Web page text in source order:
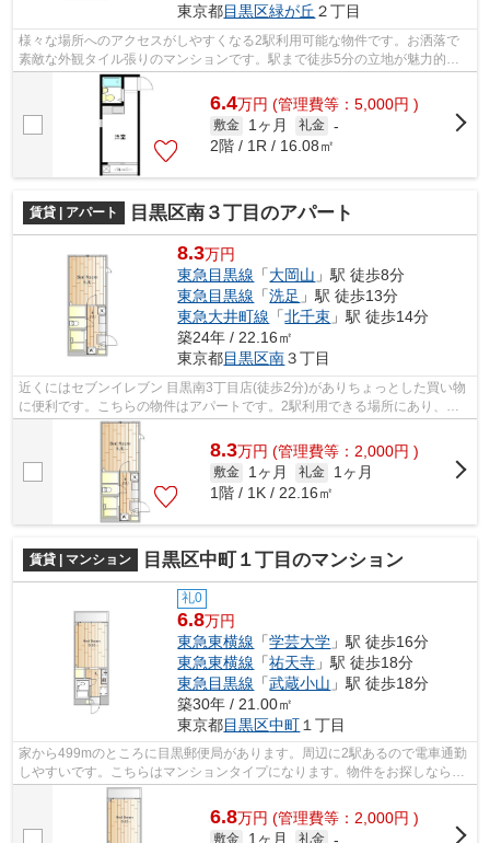
東京都目黒区緑が丘 ２丁目
様々な場所へのアクセスがしやすくなる2駅利用可能な物件です。お洒落で
素敵な外観タイル張りのマンションです。駅まで徒歩5分の立地が魅力的
な、利便性の高い物件です。こちらの物件...
6.4万円 (管理費等：5,000円 )
敷金 1ヶ月 礼金 -
2階 / 1R / 16.08㎡
賃貸 | アパート 目黒区南３丁目のアパート
8.3万円
東急目黒線 「大岡山 」駅 徒歩8分
東急目黒線 「洗足 」駅 徒歩13分
東急大井町線 「北千束 」駅 徒歩14分
築24年 / 22.16㎡
東京都目黒区南３丁目
近くにはセブンイレブン 目黒南3丁目店(徒歩2分)がありちょっとした買い物
に便利です。こちらの物件はアパートです。2駅利用できる場所にあり、行
き先に合わせて使い分けができます。...
8.3万円 (管理費等：2,000円 )
敷金 1ヶ月 礼金
1ヶ月
1階 / 1K / 22.16㎡
賃貸 | マンション 目黒区中町１丁目のマンション
礼0
6.8万円
東急東横線 「学芸大学 」駅 徒歩16分
東急東横線 「祐天寺 」駅 徒歩18分
東急目黒線 「武蔵小山 」駅 徒歩18分
築30年 / 21.00㎡
東京都目黒区中町 １丁目
家から499mのところに目黒郵便局があります。周辺に2駅あるので電車通勤
しやすいです。こちらはマンションタイプになります。物件をお探しなら、
当社が取り扱う物件情報から探してみて...
6.8万円 (管理費等：2,000円 )
敷金 1ヶ月 礼金 -